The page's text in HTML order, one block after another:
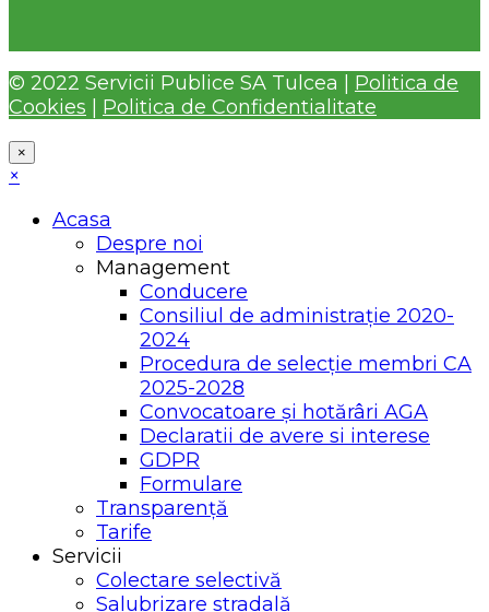
© 2022 Servicii Publice SA Tulcea | Politica de
Cookies
Politica de Confidentialitate
×
×
Acasa
Despre noi
Management
Conducere
Consiliul de administrație 2020-
2024
Procedura de selecție membri CA
2025-2028
Convocatoare și hotărâri AGA
Declaratii de avere si interese
GDPR
Formulare
Transparență
Tarife
Servicii
Colectare selectivă
Salubrizare stradală